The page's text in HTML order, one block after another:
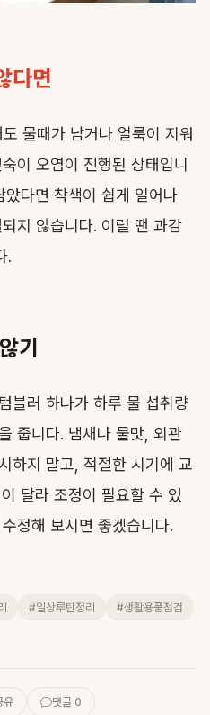
다면
물때가 남거나 얼룩이 지워
이 오염이 진행된 상태입니
다면 착색이 쉽게 일어나
지 않습니다. 이럴 땐 과감
.
기
블러 하나가 하루 물 섭취량
줍니다. 냄새나 물맛, 외관
하지 말고, 적절한 시기에 교
달라 조정이 필요할 수 있
정해 보시면 좋겠습니다.
#일상루틴정리
#생활용품점검
유 댓글 0